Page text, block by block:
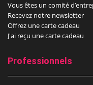
Vous êtes un comité
Recevez notre newsletter
Offrez une carte cadeau
J'ai reçu une carte cadeau
Professionnels